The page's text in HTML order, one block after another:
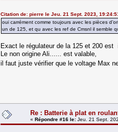
Citation de: pierre le Jeu. 21 Sept. 2023,
oui carrément comme toujours avec les pièces
un de 125, et qu avec les ref de Cmsnl il semble
Exact le régulateur de la 125 et 200 est
Le non origine Ali...... est valable,
il faut juste vérifier que le voltage Max
Re : Batterie à plat en
« Répondre #16 le: Jeu. 21 Sept.